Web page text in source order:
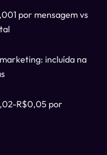
por mensagem vs
incluída na
R$0,05 por